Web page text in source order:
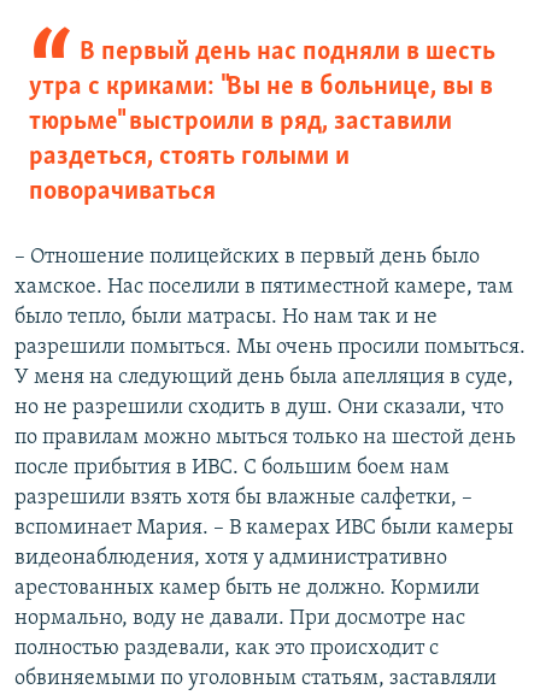
В первый день нас подняли в шесть
утра с криками: "Вы не в больнице, вы в
тюрьме" выстроили в ряд, заставили
раздеться, стоять голыми и
поворачиваться
– Отношение полицейских в первый день было
хамское. Нас поселили в пятиместной камере, там
было тепло, были матрасы. Но нам так и не
разрешили помыться. Мы очень просили помыться.
У меня на следующий день была апелляция в суде,
но не разрешили сходить в душ. Они сказали, что
по правилам можно мыться только на шестой день
после прибытия в ИВС. С большим боем нам
разрешили взять хотя бы влажные салфетки, –
вспоминает Мария. – В камерах ИВС были камеры
видеонаблюдения, хотя у административно
арестованных камер быть не должно. Кормили
нормально, воду не давали. При досмотре нас
полностью раздевали, как это происходит с
обвиняемыми по уголовным статьям, заставляли